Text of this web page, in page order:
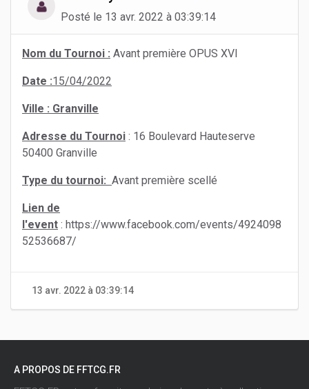
Posté le 13 avr. 2022 à 03:39:14
Nom du Tournoi : Avant première OPUS XVI
Date :15/04/2022
Ville : Granville
Adresse du Tournoi : 16 Boulevard Hauteserve
50400 Granville
Type du tournoi: Avant première scellé
Lien de
l'event : https://www.facebook.com/events/4924098
52536687/
13 avr. 2022 à 03:39:14
A PROPOS DE FFTCG.FR